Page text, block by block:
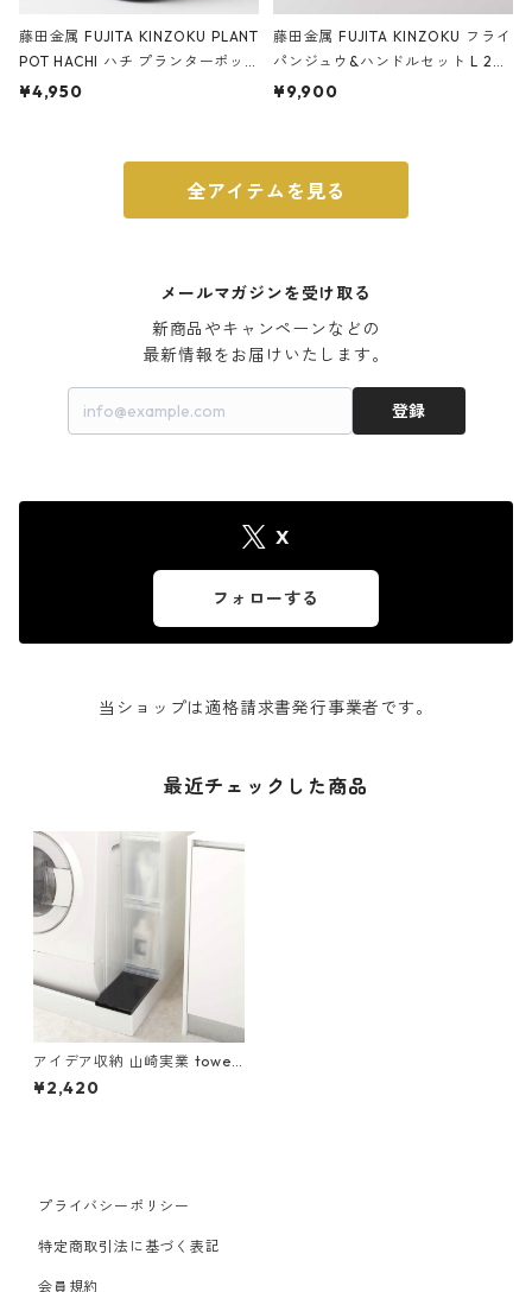
藤田金属 FUJITA KINZOKU PLANT
POT HACHI ハチ プランターポッ
ト 3号 ブラック
¥4,950
藤田金属 FUJITA KINZOKU フライ
パンジュウ&ハンドルセット L 24c
m ガス火・IH対応 鉄フライパン
¥9,900
全アイテムを見る
メールマガジンを受け取る
新商品やキャンペーンなどの
最新情報をお届けいたします。
登録
X
フォローする
当ショップは適格請求書発行事業者です。
最近チェックした商品
アイデア収納 山崎実業 tower
タワー 洗濯機防水パン上ラッ
ク ブラック
¥2,420
プライバシーポリシー
特定商取引法に基づく表記
会員規約